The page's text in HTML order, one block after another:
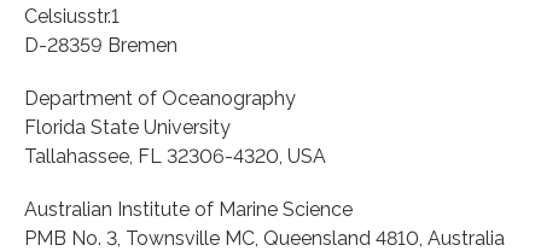
Celsiusstr.1
D-28359 Bremen
Department of Oceanography
Florida State University
Tallahassee, FL 32306-4320, USA
Australian Institute of Marine Science
PMB No. 3, Townsville MC, Queensland 4810, Australia